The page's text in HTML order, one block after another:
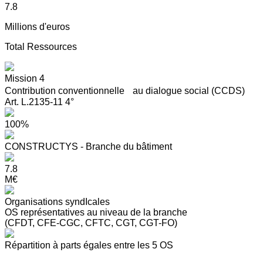
7.8
Millions d'euros
Total Ressources
Mission 4
Contribution conventionnelle au dialogue social (CCDS)
Art. L.2135-11 4°
100%
CONSTRUCTYS - Branche du bâtiment
7.8
M€
Organisations syndIcales
OS représentatives au niveau de la branche
(CFDT, CFE-CGC, CFTC, CGT, CGT-FO)
Répartition à parts égales entre les 5 OS